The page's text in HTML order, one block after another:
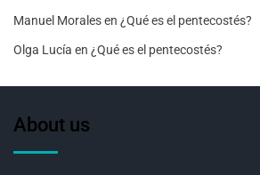
Manuel Moralesen ¿Qué es el pentecostés?
Olga Lucía en ¿Qué es el pentecostés?
About us